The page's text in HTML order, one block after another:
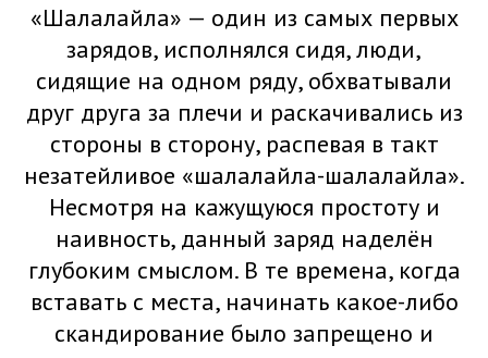
«Шалалайла» — один из самых первых
зарядов, исполнялся сидя, люди,
сидящие на одном ряду, обхватывали
друг друга за плечи и раскачивались из
стороны в сторону, распевая в такт
незатейливое «шалалайла-шалалайла».
Несмотря на кажущуюся простоту и
наивность, данный заряд наделён
глубоким смыслом. В те времена, когда
вставать с места, начинать какое-либо
скандирование было запрещено и